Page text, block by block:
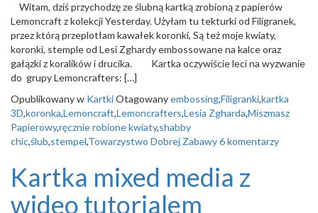
Witam, dziś przychodzę ze ślubną kartką zrobioną z papierów
Lemoncraft z kolekcji Yesterday. Użyłam tu tekturki od Filigranek,
przez którą przeplotłam kawałek koronki, Są też moje kwiaty,
koronki, stemple od Lesi Zghardy embossowane na kalce oraz
gałązki z koralików i drucika. Kartka oczywiście leci na wyzwanie
do grupy Lemoncrafters: […]
Opublikowany w KartkiOtagowanyembossing,Filigranki,kartka
3D,koronka,Lemoncraft,Lemoncrafters,Lesia Zgharda,Miszmasz
Papierowy,ręcznie robione kwiaty,shabby
chic,ślub,stempel,Towarzystwo Dobrej Zabawy6 komentarzy
Kartka mixed media z
wideo tutorialem